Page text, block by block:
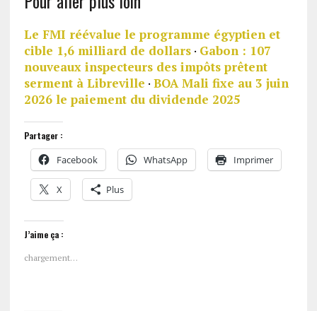
Le FMI réévalue le programme égyptien et
cible 1,6 milliard de dollars· Gabon : 107
nouveaux inspecteurs des impôts prêtent
serment à Libreville · BOA Mali fixe au 3 juin
2026 le paiement du dividende 2025
Partager :
Facebook WhatsApp Imprimer
X Plus
J’aime ça :
chargement…